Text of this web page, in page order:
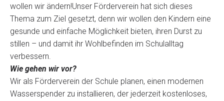
wollen wir ändern!Unser Förderverein hat sich dieses
Thema zum Ziel gesetzt, denn wir wollen den Kindern eine
gesunde und einfache Möglichkeit bieten, ihren Durst zu
stillen – und damit ihr Wohlbefinden im Schulalltag
verbessern.
Wie gehen wir vor?
Wir als Förderverein der Schule planen, einen modernen
Wasserspender zu installieren, der jederzeit kostenloses,